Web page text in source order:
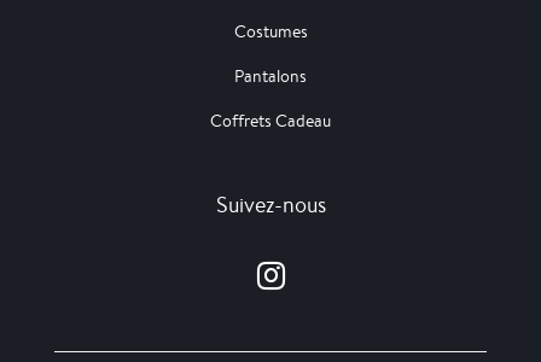
Costumes
Pantalons
Coffrets Cadeau
Suivez-nous